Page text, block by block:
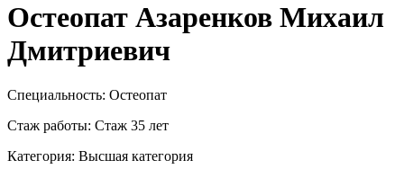
Остеопат Азаренков Михаил
Дмитриевич
Специальность: Остеопат
Стаж работы: Стаж 35 лет
Категория: Высшая категория